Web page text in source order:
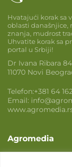
Hvatajući korak
oblasti današnjice,
znanja, mudrost
Uhvatite korak sa
portal u Srbiji!
Dr Ivana Ribara
11070 Novi
Telefon:+381 64
Email:
Agromedia